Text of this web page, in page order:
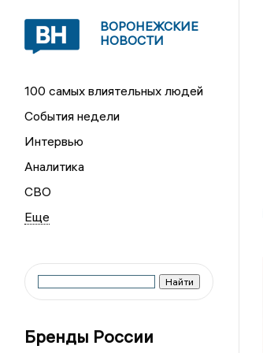
ВОРОНЕЖСКИЕ
НОВОСТИ
100 самых влиятельных людей
События недели
Интервью
Аналитика
СВО
Бренды России